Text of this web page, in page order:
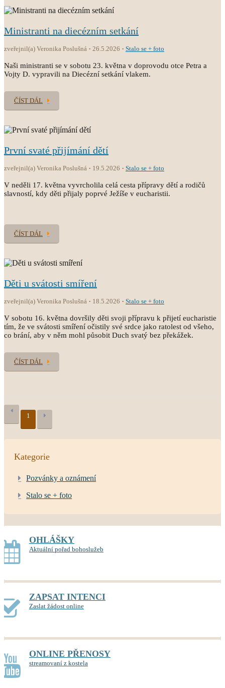
Ministranti na diecézním setkání
zveřejnil(a) Veronika Poslušná 26.5.2026 Stalo se + foto
Naši ministranti se v sobotu 23. května v doprovodu otce Petra a
Vojty D. vypravili na Diecézní setkání vlakem.
ČÍST DÁL
První svaté přijímání dětí
zveřejnil(a) Veronika Poslušná 19.5.2026 Stalo se + foto
V neděli 17. května vyvrcholila celá cesta přípravy dětí a rodičů
slavností, kdy děti přijaly poprvé Ježíše v eucharistii.
ČÍST DÁL
Děti u svátosti smíření
zveřejnil(a) Veronika Poslušná 18.5.2026 Stalo se + foto
V sobotu 16. května dovršily děti svoji přípravu k přijetí eucharistie
tím, že ve svátosti smíření očistily své srdce jako ratolest od všeho,
co brání, aby v něm mohl působit Duch svatý bez překážek.
ČÍST DÁL
1
Kategorie
Pozvánky a oznámení
Stalo se + foto
OHLÁŠKY
Aktuální pořad bohoslužeb
ZAPSAT INTENCI
Zaslat žádost online
ONLINE PŘENOSY
streamovaní z kostela